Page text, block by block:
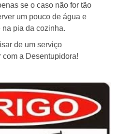
se o caso não for tão
um pouco de água e
pia da cozinha.
de um serviço
a Desentupidora!